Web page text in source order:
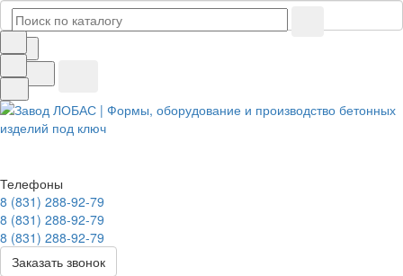
Телефоны
8 (831) 288-92-79
8 (831) 288-92-79
8 (831) 288-92-79
Заказать звонок